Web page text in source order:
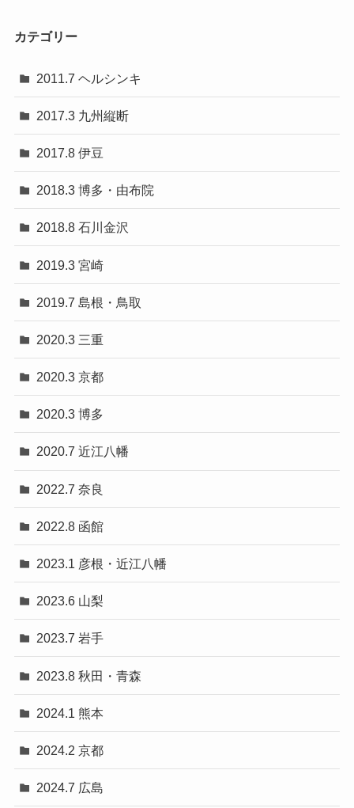
カテゴリー
2011.7 ヘルシンキ
2017.3 九州縦断
2017.8 伊豆
2018.3 博多・由布院
2018.8 石川金沢
2019.3 宮崎
2019.7 島根・鳥取
2020.3 三重
2020.3 京都
2020.3 博多
2020.7 近江八幡
2022.7 奈良
2022.8 函館
2023.1 彦根・近江八幡
2023.6 山梨
2023.7 岩手
2023.8 秋田・青森
2024.1 熊本
2024.2 京都
2024.7 広島